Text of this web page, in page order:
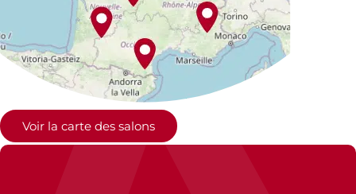
Voir la carte des salons